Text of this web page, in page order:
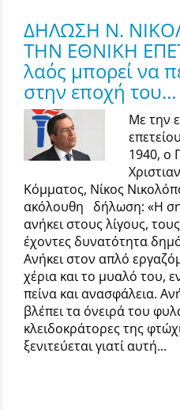
ΔΗΛΩΣΗ Ν.
ΤΗΝ ΕΘΝΙΚΗ
λαός μπορεί να
στην εποχή του…
Με την
1940, ο
Κόμματος, Νίκος
ακόλουθη δήλωση: «Η
ανήκει στους λίγους,
έχοντες δυνατότητα
Ανήκει στον απλό
χέρια και το μυαλό του,
πείνα και ανασφάλεια.
βλέπει τα όνειρά του
κλειδοκράτορες της
ξενιτεύεται γιατί αυτή...